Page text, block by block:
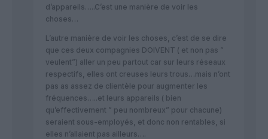
d’appareils…..C’est une manière de voir les
choses…
L’autre manière de voir les choses, c’est de se dire
que ces deux compagnies DOIVENT ( et non pas ”
veulent”) aller un peu partout car sur leurs réseaux
respectifs, elles ont creuses leurs trous…mais n’ont
pas as assez de clientèle pour augmenter les
fréquences…..et leurs appareils ( bien
qu’effectivement ” peu nombreux” pour chacune)
seraient sous-employés, et donc non rentables, si
elles n’allaient pas ailleurs….